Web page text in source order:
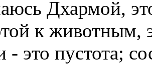
Дхармой,
к животным,
- это пустота;